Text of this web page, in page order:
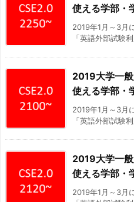
使える学部
2019年1月～3月
「英語外部試験
2019大学一
使える学部・
2019年1月～3月
「英語外部試験
2019大学一
使える学部・
2019年1月～3月